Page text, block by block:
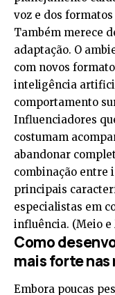
voz e dos
Também merece
adaptação. O
com novos
inteligência
comportamento
Influenciadores
costumam
abandonar
combinação entre
principais
especialistas em
influência. (Meio e
Como
mais forte nas
Embora poucas